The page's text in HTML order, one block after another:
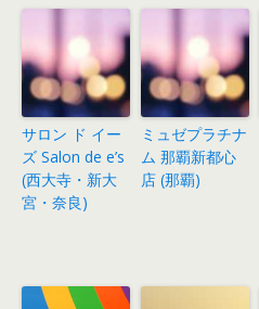
サロン ド イー
ズ Salon de e’s
(西大寺・新大
宮・奈良)
ミュゼプラチナ
ム 那覇新都心
店 (那覇)